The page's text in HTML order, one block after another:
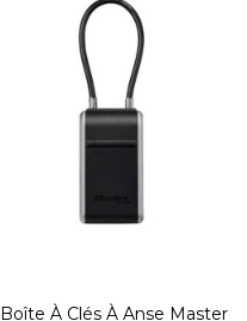
Boîte À Clés À Anse Master